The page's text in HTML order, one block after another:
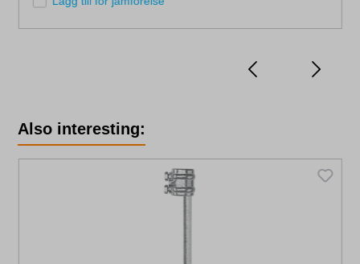
Skip product gallery
Also interesting: